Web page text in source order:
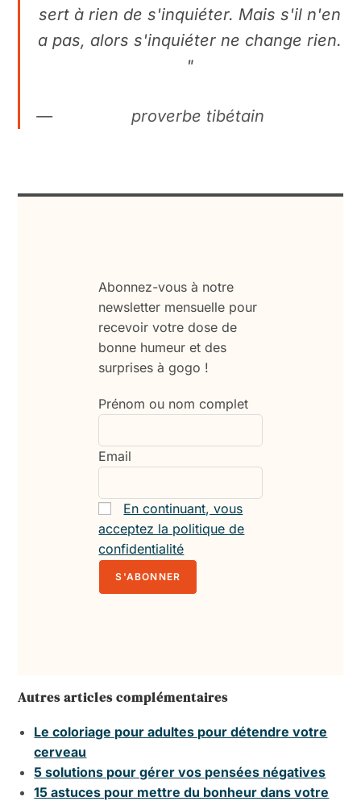
sert à rien de s'inquiéter. Mais s'il n'en
a pas, alors s'inquiéter ne change rien.
"
proverbe tibétain
Abonnez-vous à notre
newsletter mensuelle pour
recevoir votre dose de
bonne humeur et des
surprises à gogo !
Prénom ou nom complet
Email
En continuant, vous
acceptez la politique de
confidentialité
Autres articles complémentaires
Le coloriage pour adultes pour détendre votre
cerveau
5 solutions pour gérer vos pensées négatives
15 astuces pour mettre du bonheur dans votre